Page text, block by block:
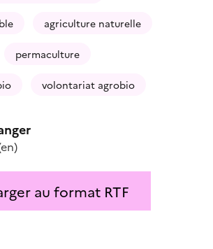
agriculture naturelle
permaculture
volontariat agrobio
au format RTF